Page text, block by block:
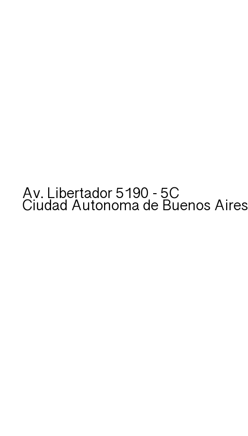
Ciudad Autonoma de Buenos Aires
Av. Libertador 5190 - 5C